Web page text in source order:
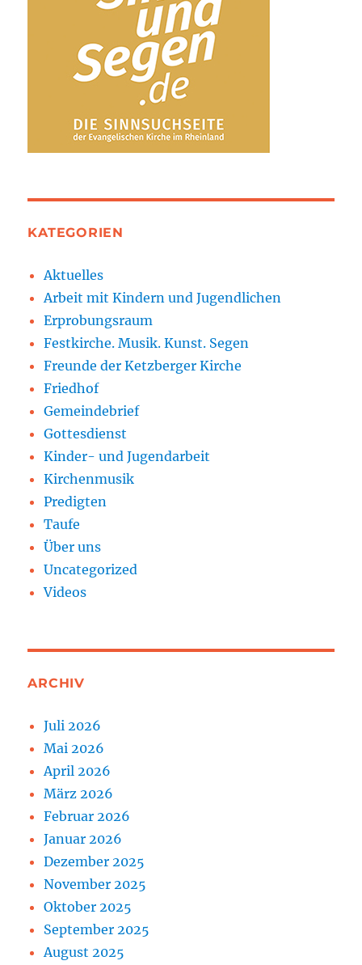
KATEGORIEN
Aktuelles
Arbeit mit Kindern und Jugendlichen
Erprobungsraum
Festkirche. Musik. Kunst. Segen
Freunde der Ketzberger Kirche
Friedhof
Gemeindebrief
Gottesdienst
Kinder- und Jugendarbeit
Kirchenmusik
Predigten
Taufe
Über uns
Uncategorized
Videos
ARCHIV
Juli 2026
Mai 2026
April 2026
März 2026
Februar 2026
Januar 2026
Dezember 2025
November 2025
Oktober 2025
September 2025
August 2025